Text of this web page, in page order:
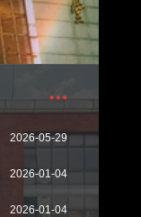
2026-05-29
2026-01-04
2026-01-04